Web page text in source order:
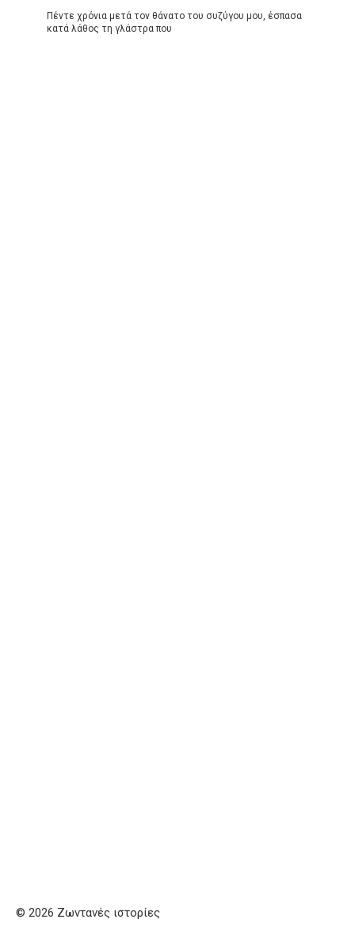
Πέντε χρόνια μετά τον θάνατο του συζύγου μου, έσπασα
κατά λάθος τη γλάστρα που
© 2026 Ζωντανές ιστορίες